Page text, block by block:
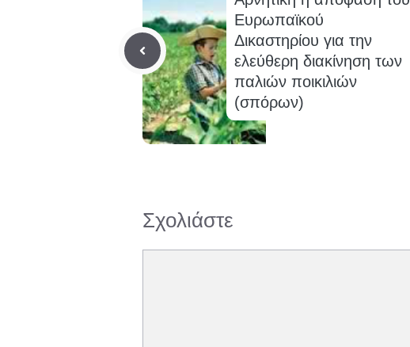
Ευρωπαϊκού
Δικαστηρίου για την
ελεύθερη διακίνηση των
παλιών ποικιλιών
(σπόρων)
Σχολιάστε